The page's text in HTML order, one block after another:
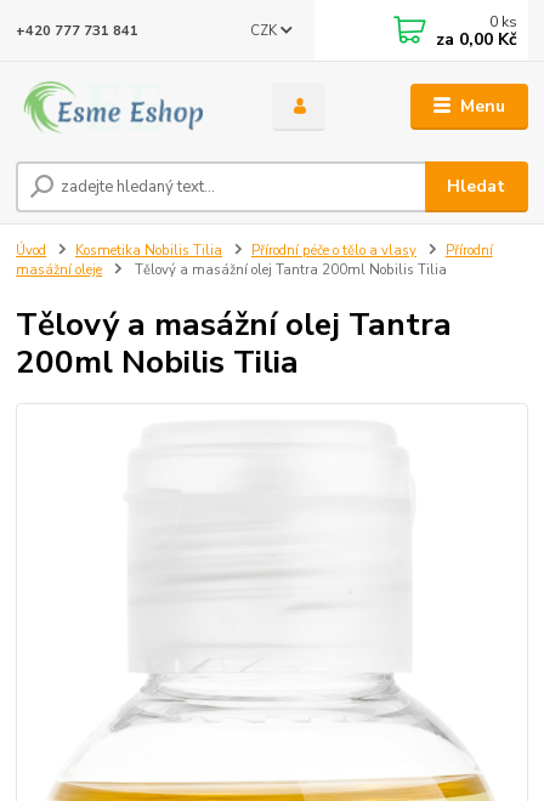
Menu
CZK
Hledat
+420 777 731 841 0 ks
za 0,00 Kč
Úvod Kosmetika Nobilis Tilia Přírodní péče o tělo a vlasy
Přírodní
masážní oleje
Tělový a masážní olej Tantra 200ml Nobilis Tilia
Tělový a masážní olej Tantra
200ml Nobilis Tilia